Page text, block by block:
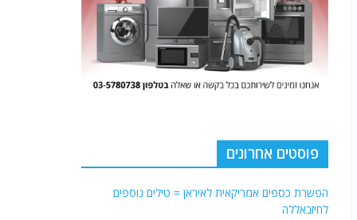
פוסטים אחרונים
הפשרת כספים אמריקאית לאיראן = טילים נוספים
לחיזבאללה